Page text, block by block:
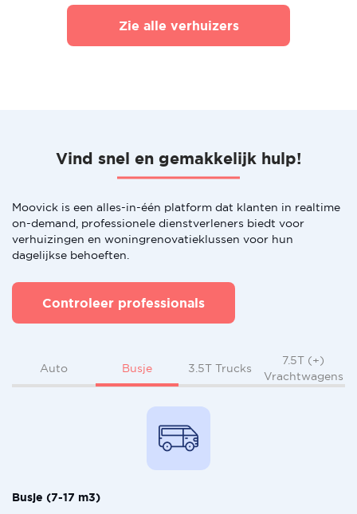
Zie alle verhuizers
Vind snel en gemakkelijk hulp!
Moovick is een alles-in-één platform dat klanten in realtime
on-demand, professionele dienstverleners biedt voor
verhuizingen en woningrenovatieklussen voor hun
dagelijkse behoeften.
Controleer professionals
Auto Busje 3.5T Trucks
7.5T (+)
Vrachtwagens
Busje (7-17 m3)